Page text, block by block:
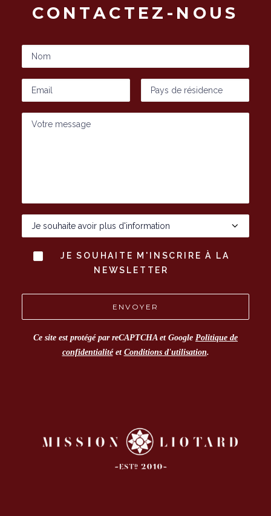
CONTACTEZ-NOUS
JE SOUHAITE M'INSCRIRE À LA
NEWSLETTER
Ce site est protégé par reCAPTCHA et Google Politique de
confidentialitéet Conditions d'utilisation.